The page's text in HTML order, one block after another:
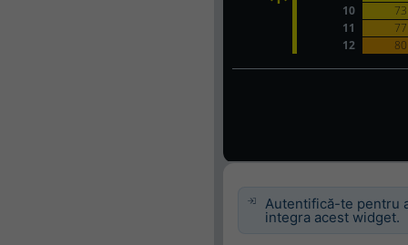
Autentifică-te pentru
integra acest widget.